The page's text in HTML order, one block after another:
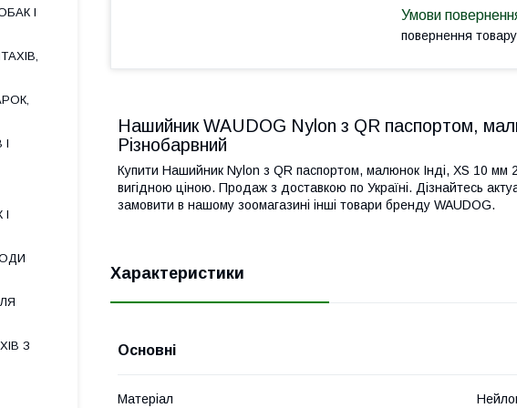
повернення
Нашийник WAUDOG Nylon з QR паспортом,
Різнобарвний
Купити Нашийник Nylon з QR паспортом, малюнок Інді, XS 10
вигідною ціною. Продаж з доставкою по Україні. Дізнайтесь
замовити в нашому зоомагазині інші товари бренду WAUDOG.
Характеристики
Основні
Матеріал
І
З